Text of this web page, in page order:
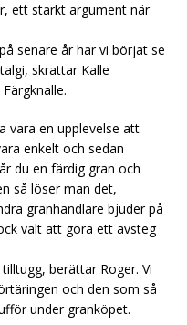
ett starkt argument när
senare år har vi börjat se
skrattar Kalle
vara en upplevelse att
enkelt och sedan
du en färdig gran och
så löser man det,
granhandlare bjuder på
valt att göra ett avsteg
berättar Roger. Vi
och den som så
under granköpet.